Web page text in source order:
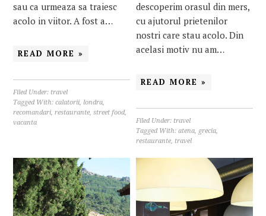
sau ca urmeaza sa traiesc
acolo in viitor. A fost a…
READ MORE »
Filed Under: travel
Tagged With:calatorii, londra,
recomandari,restaurante,street food,
vacanta
descoperim orasul din mers,
cu ajutorul prietenilor
nostri care stau acolo. Din
acelasi motiv nu am…
READ MORE »
Filed Under: travel
Tagged With:atena, grecia,
restaurante, travel